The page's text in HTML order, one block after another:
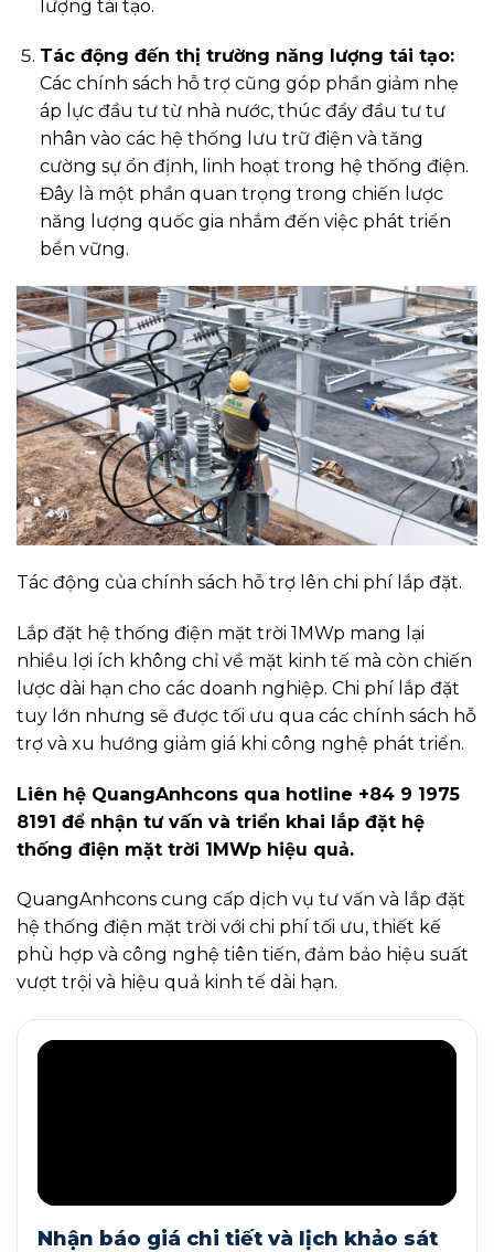
lượng tái tạo.
Tác động đến thị trường năng lượng tái tạo:
Các chính sách hỗ trợ cũng góp phần giảm nhẹ
áp lực đầu tư từ nhà nước, thúc đẩy đầu tư tư
nhân vào các hệ thống lưu trữ điện và tăng
cường sự ổn định, linh hoạt trong hệ thống điện.
Đây là một phần quan trọng trong chiến lược
năng lượng quốc gia nhắm đến việc phát triển
bền vững.
Tác động của chính sách hỗ trợ lên chi phí lắp đặt.
Lắp đặt hệ thống điện mặt trời 1MWp mang lại
nhiều lợi ích không chỉ về mặt kinh tế mà còn chiến
lược dài hạn cho các doanh nghiệp. Chi phí lắp đặt
tuy lớn nhưng sẽ được tối ưu qua các chính sách hỗ
trợ và xu hướng giảm giá khi công nghệ phát triển.
Liên hệ QuangAnhcons qua hotline +84 9 1975
8191 để nhận tư vấn và triển khai lắp đặt hệ
thống điện mặt trời 1MWp hiệu quả.
QuangAnhcons cung cấp dịch vụ tư vấn và lắp đặt
hệ thống điện mặt trời với chi phí tối ưu, thiết kế
phù hợp và công nghệ tiên tiến, đảm bảo hiệu suất
vượt trội và hiệu quả kinh tế dài hạn.
Nhận báo giá chi tiết và lịch khảo sát